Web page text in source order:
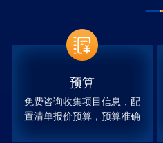
预算
免费咨询收集项目信息，配
置清单报价预算，预算准确